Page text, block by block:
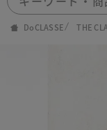
DoCLASSE THE